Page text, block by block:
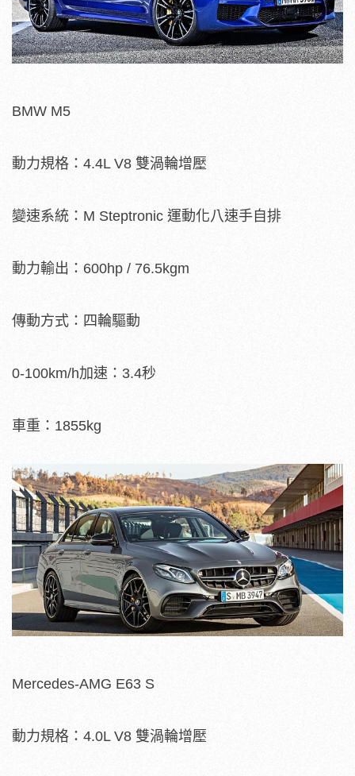
BMW M5
動力規格：4.4L V8 雙渦輪增壓
變速系統：M Steptronic 運動化八速手自排
動力輸出：600hp / 76.5kgm
傳動方式：四輪驅動
0-100km/h加速：3.4秒
車重：1855kg
Mercedes-AMG E63 S
動力規格：4.0L V8 雙渦輪增壓